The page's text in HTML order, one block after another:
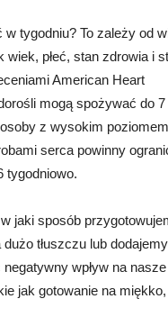
tygodniu? To zależy od
wiek, płeć, stan zdrowia i
American Heart
mogą spożywać do 7
z wysokim poziomem
serca powinny
tygodniowo.
jaki sposób
tłuszczu lub
wpływ na nasze
jak gotowanie na miękko,